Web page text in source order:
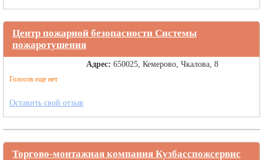
Центр пожарной безопасности Системы
пожаротушения
Голосов еще нет
Адрес: 650025, Кемерово, Чкалова, 8
Оставить свой отзыв
Торгово-монтажная компания Кузбасспожсервис